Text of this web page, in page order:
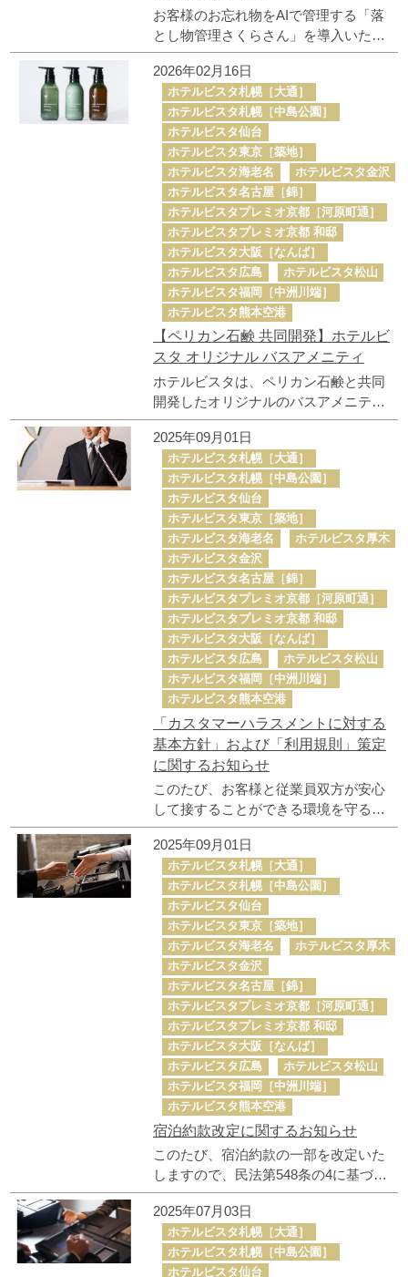
お客様のお忘れ物をAIで管理する「落
とし物管理さくらさん」を導入いたし
ました。 24時間365日いつでも、ホテ
ルに保管されている遺失物の中から、
お客様のお忘れ物の所在をお問い合わ
せいただけます。
2026年02月16日
ホテルビスタ札幌［大通］
ホテルビスタ札幌［中島公園］
ホテルビスタ仙台
ホテルビスタ東京［築地］
ホテルビスタ海老名
ホテルビスタ金沢
ホテルビスタ名古屋［錦］
ホテルビスタプレミオ京都［河原町通］
ホテルビスタプレミオ京都 和邸
ホテルビスタ大阪［なんば］
ホテルビスタ広島
ホテルビスタ松山
ホテルビスタ福岡［中洲川端］
ホテルビスタ熊本空港
【ペリカン石鹸 共同開発】ホテルビ
スタ オリジナル バスアメニティ
ホテルビスタは、ペリカン石鹸と共同
開発したオリジナルのバスアメニティ
を導入しました。 心地よい泡立ちと香
りの移ろいをお愉しみいただけます。
2025年09月01日
ホテルビスタ札幌［大通］
ホテルビスタ札幌［中島公園］
ホテルビスタ仙台
ホテルビスタ東京［築地］
ホテルビスタ海老名
ホテルビスタ厚木
ホテルビスタ金沢
ホテルビスタ名古屋［錦］
ホテルビスタプレミオ京都［河原町通］
ホテルビスタプレミオ京都 和邸
ホテルビスタ大阪［なんば］
ホテルビスタ広島
ホテルビスタ松山
ホテルビスタ福岡［中洲川端］
ホテルビスタ熊本空港
「カスタマーハラスメントに対する
基本方針」および「利用規則」策定
に関するお知らせ
このたび、お客様と従業員双方が安心
して接することができる環境を守るた
め、「カスタマーハラスメントに対す
る基本方針」および「利用規則」を策
定いたしました。
2025年09月01日
ホテルビスタ札幌［大通］
ホテルビスタ札幌［中島公園］
ホテルビスタ仙台
ホテルビスタ東京［築地］
ホテルビスタ海老名
ホテルビスタ厚木
ホテルビスタ金沢
ホテルビスタ名古屋［錦］
ホテルビスタプレミオ京都［河原町通］
ホテルビスタプレミオ京都 和邸
ホテルビスタ大阪［なんば］
ホテルビスタ広島
ホテルビスタ松山
ホテルビスタ福岡［中洲川端］
ホテルビスタ熊本空港
宿泊約款改定に関するお知らせ
このたび、宿泊約款の一部を改定いた
しますので、民法第548条の4に基づ
き、事前にご案内申し上げます。 改定
後の宿泊約款は、2025年10月1日（予
定）より適用開始いたします。
2025年07月03日
ホテルビスタ札幌［大通］
ホテルビスタ札幌［中島公園］
ホテルビスタ仙台